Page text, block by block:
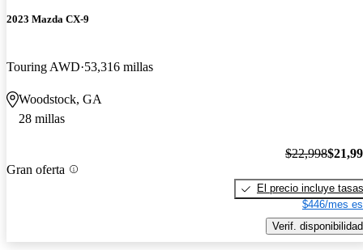
2023 Mazda CX-9
Touring AWD 53,316 millas
Woodstock, GA
28 millas
Gran oferta
$22,998
El precio incluye tasas
$446/mes
Verif. disponibilidad